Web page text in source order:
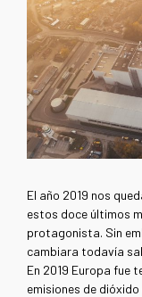
El año 2019 nos
estos doce últimos
protagonista. Sin
cambiara todavía
En 2019 Europa fue
emisiones de